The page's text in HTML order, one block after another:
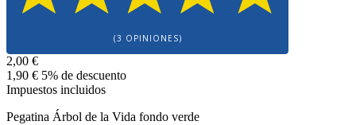
(3 OPINIONES)
2,00 €
1,90 € 5% de descuento
Impuestos incluidos
Pegatina Árbol de la Vida fondo verde